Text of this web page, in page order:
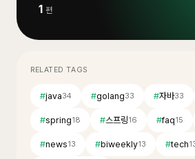
1 편
RELATED TAGS
#java34 #golang33 #자바33
#spring18 #스프링16 #faq15
#news13 #biweekly13 #tech